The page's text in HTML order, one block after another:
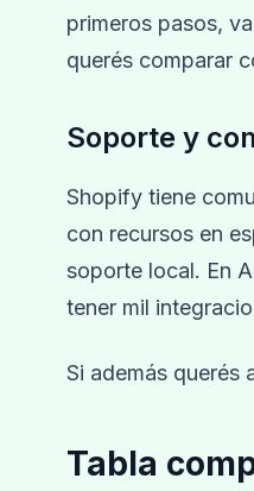
primeros pasos,
querés comparar
Soporte y
Shopify tiene
con recursos en
soporte local. En
tener mil
Si además querés
Tabla